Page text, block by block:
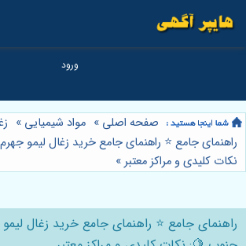
صفحه اصلی » مواد شیمیایی »
راهنمای جامع ⭐️ راهنمای جامع خرید زغال لیمو
نکات کلیدی و مراکز معتبر»
راهنمای جامع ⭐️ راهنمای جامع خرید زغال لیمو